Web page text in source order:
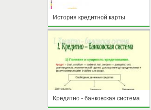
История кредитной карты
Кредитно - банковская система